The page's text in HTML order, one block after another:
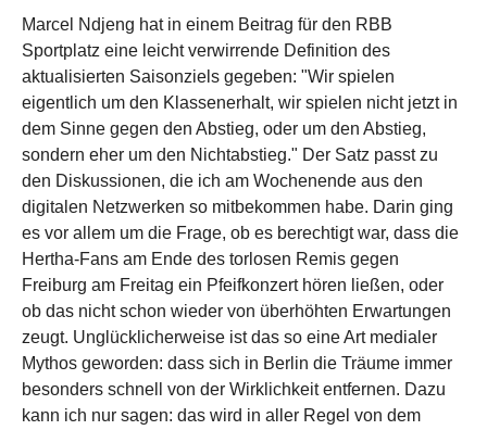
Marcel Ndjeng hat in einem Beitrag für den RBB
Sportplatz eine leicht verwirrende Definition des
aktualisierten Saisonziels gegeben: "Wir spielen
eigentlich um den Klassenerhalt, wir spielen nicht jetzt in
dem Sinne gegen den Abstieg, oder um den Abstieg,
sondern eher um den Nichtabstieg." Der Satz passt zu
den Diskussionen, die ich am Wochenende aus den
digitalen Netzwerken so mitbekommen habe. Darin ging
es vor allem um die Frage, ob es berechtigt war, dass die
Hertha-Fans am Ende des torlosen Remis gegen
Freiburg am Freitag ein Pfeifkonzert hören ließen, oder
ob das nicht schon wieder von überhöhten Erwartungen
zeugt. Unglücklicherweise ist das so eine Art medialer
Mythos geworden: dass sich in Berlin die Träume immer
besonders schnell von der Wirklichkeit entfernen. Dazu
kann ich nur sagen: das wird in aller Regel von dem